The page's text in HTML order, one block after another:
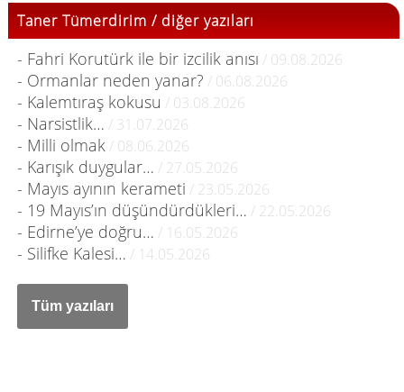
Taner Tümerdirim / diğer yazıları
- Fahri Korutürk ile bir izcilik anısı / 09.08.2026
- Ormanlar neden yanar? / 06.08.2026
- Kalemtıraş kokusu / 03.08.2026
- Narsistlik… / 31.07.2026
- Milli olmak/ 08.06.2026
- Karışık duygular… / 27.05.2026
- Mayıs ayının kerameti / 23.05.2026
- 19 Mayıs’ın düşündürdükleri… / 22.05.2026
- Edirne’ye doğru… / 16.05.2026
- Silifke Kalesi… / 14.05.2026